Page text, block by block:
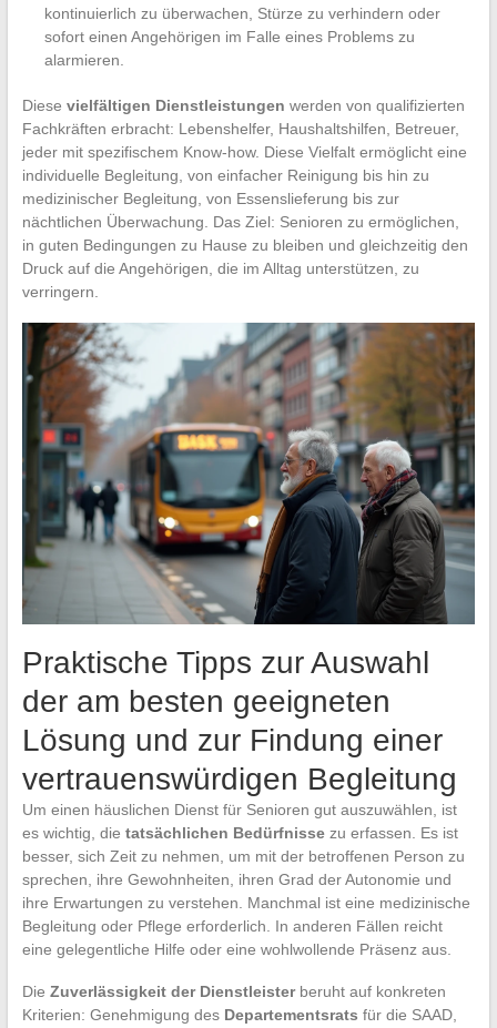
kontinuierlich zu überwachen, Stürze zu verhindern oder
sofort einen Angehörigen im Falle eines Problems zu
alarmieren.
Diese vielfältigen Dienstleistungen werden von qualifizierten
Fachkräften erbracht: Lebenshelfer, Haushaltshilfen, Betreuer,
jeder mit spezifischem Know-how. Diese Vielfalt ermöglicht eine
individuelle Begleitung, von einfacher Reinigung bis hin zu
medizinischer Begleitung, von Essenslieferung bis zur
nächtlichen Überwachung. Das Ziel: Senioren zu ermöglichen,
in guten Bedingungen zu Hause zu bleiben und gleichzeitig den
Druck auf die Angehörigen, die im Alltag unterstützen, zu
verringern.
Praktische Tipps zur Auswahl
der am besten geeigneten
Lösung und zur Findung einer
vertrauenswürdigen Begleitung
Um einen häuslichen Dienst für Senioren gut auszuwählen, ist
es wichtig, die tatsächlichen Bedürfnissezu erfassen. Es ist
besser, sich Zeit zu nehmen, um mit der betroffenen Person zu
sprechen, ihre Gewohnheiten, ihren Grad der Autonomie und
ihre Erwartungen zu verstehen. Manchmal ist eine medizinische
Begleitung oder Pflege erforderlich. In anderen Fällen reicht
eine gelegentliche Hilfe oder eine wohlwollende Präsenz aus.
Die Zuverlässigkeit der Dienstleisterberuht auf konkreten
Kriterien: Genehmigung des Departementsrats für die SAAD,